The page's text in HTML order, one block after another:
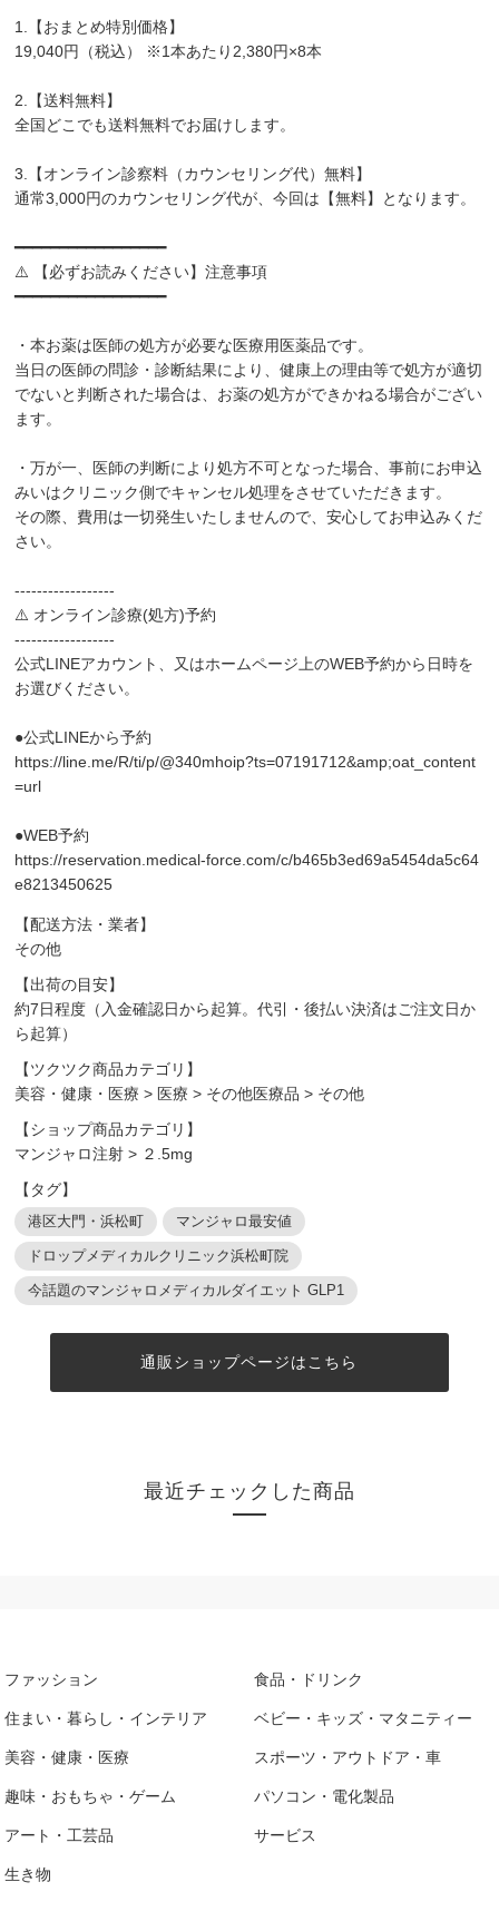
1.【おまとめ特別価格】
19,040円（税込） ※1本あたり2,380円×8本
2.【送料無料】
全国どこでも送料無料でお届けします。
3.【オンライン診察料（カウンセリング代）無料】
通常3,000円のカウンセリング代が、今回は【無料】となります。
━━━━━━━━━━━━━━━━━
⚠️ 【必ずお読みください】注意事項
━━━━━━━━━━━━━━━━━
・本お薬は医師の処方が必要な医療用医薬品です。
当日の医師の問診・診断結果により、健康上の理由等で処方が適切
でないと判断された場合は、お薬の処方ができかねる場合がござい
ます。
・万が一、医師の判断により処方不可となった場合、事前にお申込
みいはクリニック側でキャンセル処理をさせていただきます。
その際、費用は一切発生いたしませんので、安心してお申込みくだ
さい。
------------------
⚠️ オンライン診療(処方)予約
------------------
公式LINEアカウント、又はホームページ上のWEB予約から日時を
お選びください。
●公式LINEから予約
https://line.me/R/ti/p/@340mhoip?ts=07191712&amp;oat_content
=url
●WEB予約
https://reservation.medical-force.com/c/b465b3ed69a5454da5c64
e8213450625
【配送方法・業者】
その他
【出荷の目安】
約7日程度（入金確認日から起算。代引・後払い決済はご注文日か
ら起算）
【ツクツク商品カテゴリ】
美容・健康・医療 > 医療 > その他医療品 > その他
【ショップ商品カテゴリ】
マンジャロ注射 > ２.5mg
【タグ】
港区大門・浜松町 マンジャロ最安値
ドロップメディカルクリニック浜松町院
今話題のマンジャロメディカルダイエット GLP1
通販ショップページはこちら
最近チェックした商品
ファッション 食品・ドリンク
住まい・暮らし・インテリア ベビー・キッズ・マタニティー
美容・健康・医療 スポーツ・アウトドア・車
趣味・おもちゃ・ゲーム パソコン・電化製品
アート・工芸品 サービス
生き物